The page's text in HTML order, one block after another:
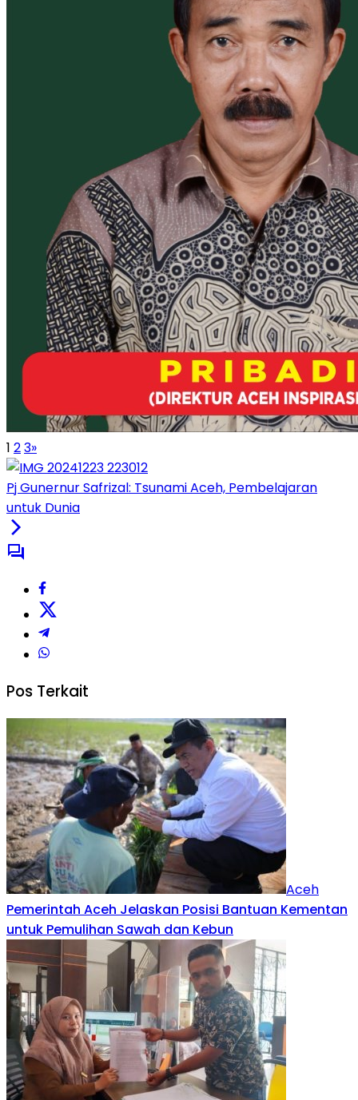
1 23»
Pj Gunernur Safrizal: Tsunami Aceh, Pembelajaran
untuk Dunia
Pos Terkait
Aceh
Pemerintah Aceh Jelaskan Posisi Bantuan Kementan
untuk Pemulihan Sawah dan Kebun